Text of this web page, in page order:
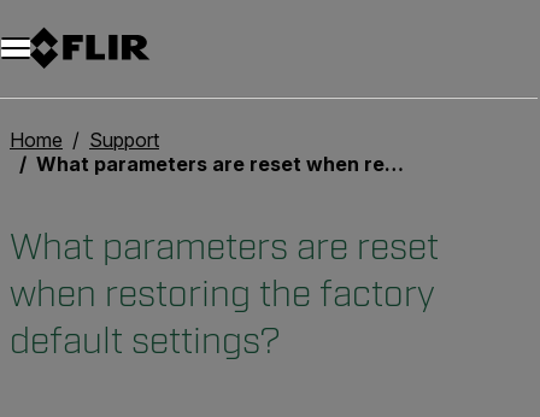
Unread messages
Modello
Rimuovi
articoli
articolo
Aggiungi al carrello
Aggiunto al carrello
Home
Support
What parameters are reset when restoring the factory default settings?
What parameters are reset
when restoring the factory
default settings?